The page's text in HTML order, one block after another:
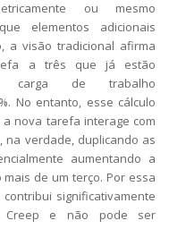
ou mesmo
elementos adicionais
a visão tradicional afirma
a três que já estão
carga de trabalho
No entanto, esse cálculo
nova tarefa interage com
na verdade, duplicando as
aumentando a
de um terço. Por essa
significativamente
Creep e não pode ser